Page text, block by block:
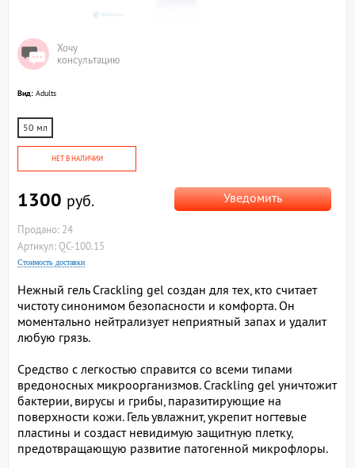
Хочу
консультацию
Вид: Adults
50 мл
НЕТ В НАЛИЧИИ
1300 руб. Уведомить
Продано: 24
Артикул: QC-100.15
Стоимость доставки
Нежный гель Crackling gel создан для тех, кто считает
чистоту синонимом безопасности и комфорта. Он
моментально нейтрализует неприятный запах и удалит
любую грязь.
Средство с легкостью справится со всеми типами
вредоносных микроорганизмов. Crackling gel уничтожит
бактерии, вирусы и грибы, паразитирующие на
поверхности кожи. Гель увлажнит, укрепит ногтевые
пластины и создаст невидимую защитную плетку,
предотвращающую развитие патогенной микрофлоры.